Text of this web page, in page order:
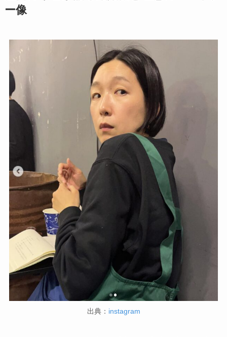
ー像
出典： instagram